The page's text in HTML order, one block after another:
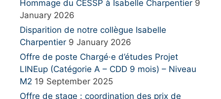
Hommage du CESSP à Isabelle Charpentier 9
January 2026
Disparition de notre collègue Isabelle
Charpentier 9 January 2026
Offre de poste Chargé·e d’études Projet
LINEup (Catégorie A – CDD 9 mois) – Niveau
M2 19 September 2025
Offre de stage : coordination des prix de